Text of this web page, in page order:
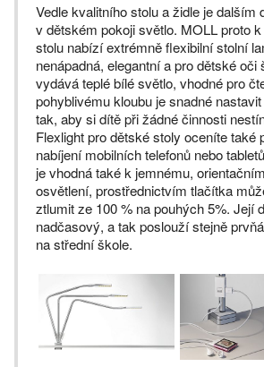
Vedle kvalitního stolu a židle je dalším
v dětském pokoji světlo. MOLL proto
stolu nabízí extrémně flexibilní stolní
nenápadná, elegantní a pro dětské oči
vydává teplé bílé světlo, vhodné pro
pohyblivému kloubu je snadné
tak, aby si dítě při žádné činnosti
Flexlight pro dětské stoly oceníte také
nabíjení mobilních telefonů nebo
je vhodná také k jemnému,
osvětlení, prostřednictvím tlačítka
ztlumit ze 100 % na pouhých 5%. Její
nadčasový, a tak poslouží stejně
na střední škole.